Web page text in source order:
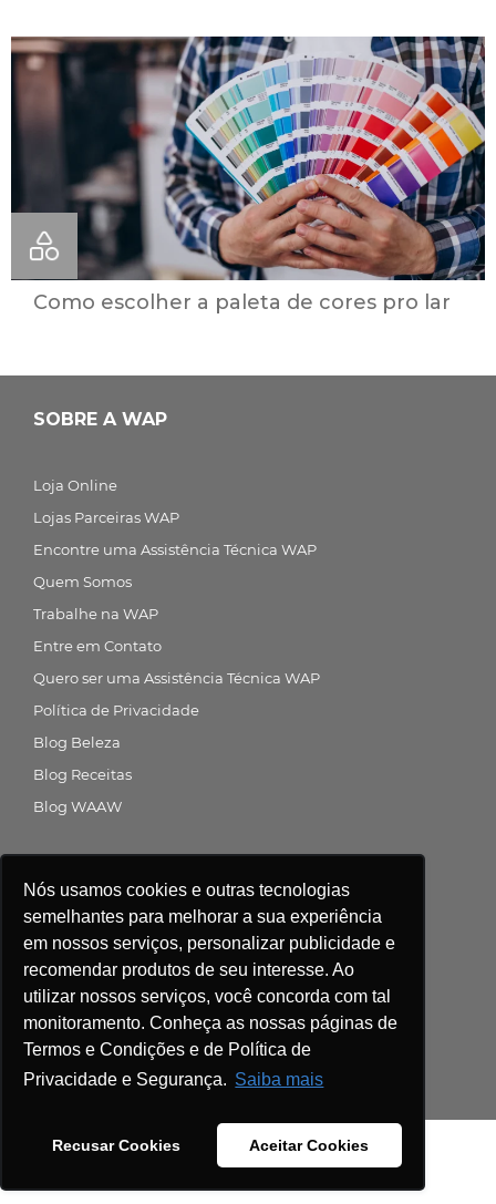
Nós usamos cookies e outras tecnologias
semelhantes para melhorar a sua experiência
em nossos serviços, personalizar publicidade e
recomendar produtos de seu interesse. Ao
utilizar nossos serviços, você concorda com tal
monitoramento. Conheça as nossas páginas de
Termos e Condições e de Política de
Privacidade e Segurança. Saiba mais
Recusar Cookies Aceitar Cookies
Como escolher a paleta de cores pro lar
SOBRE A WAP
Loja Online
Lojas Parceiras WAP
Encontre uma Assistência Técnica WAP
Quem Somos
Trabalhe na WAP
Entre em Contato
Quero ser uma Assistência Técnica WAP
Política de Privacidade
Blog Beleza
Blog Receitas
Blog WAAW
Central de atendimento
Compre agora
WAP. 2021. Todos os direitos reservados.